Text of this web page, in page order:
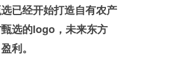
已经开始打造自有农产
选的logo，未来东方
利。